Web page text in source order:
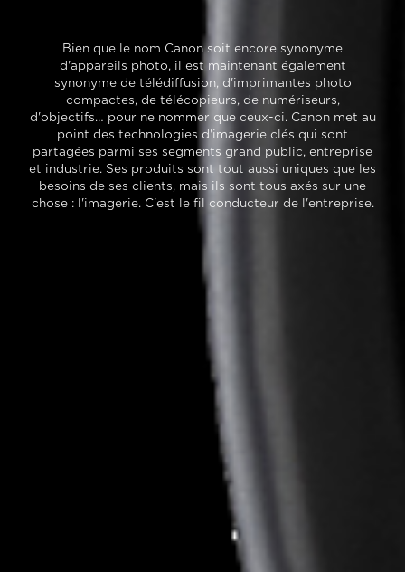
Bien que le nom Canon soit encore synonyme
d'appareils photo, il est maintenant également
synonyme de télédiffusion, d'imprimantes photo
compactes, de télécopieurs, de numériseurs,
d'objectifs… pour ne nommer que ceux-ci. Canon met au
point des technologies d'imagerie clés qui sont
partagées parmi ses segments grand public, entreprise
et industrie. Ses produits sont tout aussi uniques que les
besoins de ses clients, mais ils sont tous axés sur une
chose : l'imagerie. C'est le fil conducteur de l'entreprise.